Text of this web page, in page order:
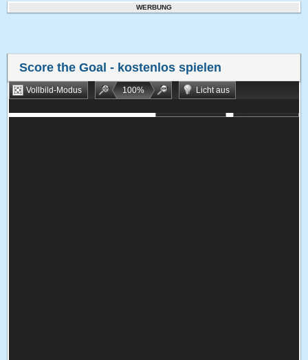
WERBUNG
Score the Goal - kostenlos spielen
Vollbild-Modus 100%
Licht aus